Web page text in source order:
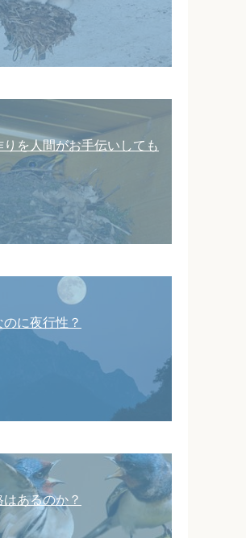
りを人間がお手伝いしても
に夜行性？
あるのか？